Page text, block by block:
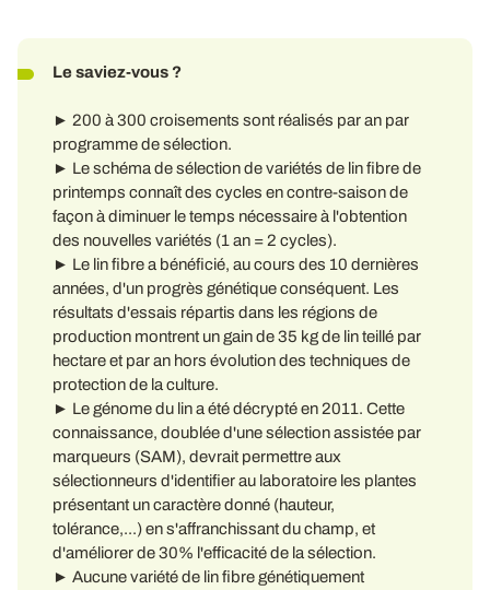
Le saviez-vous ?
► 200 à 300 croisements sont réalisés par an par
programme de sélection.
► Le schéma de sélection de variétés de lin fibre de
printemps connaît des cycles en contre-saison de
façon à diminuer le temps nécessaire à l'obtention
des nouvelles variétés (1 an = 2 cycles).
► Le lin fibre a bénéficié, au cours des 10 dernières
années, d'un progrès génétique conséquent. Les
résultats d'essais répartis dans les régions de
production montrent un gain de 35 kg de lin teillé par
hectare et par an hors évolution des techniques de
protection de la culture.
► Le génome du lin a été décrypté en 2011. Cette
connaissance, doublée d'une sélection assistée par
marqueurs (SAM), devrait permettre aux
sélectionneurs d'identifier au laboratoire les plantes
présentant un caractère donné (hauteur,
tolérance,...) en s'affranchissant du champ, et
d'améliorer de 30% l'efficacité de la sélection.
► Aucune variété de lin fibre génétiquement